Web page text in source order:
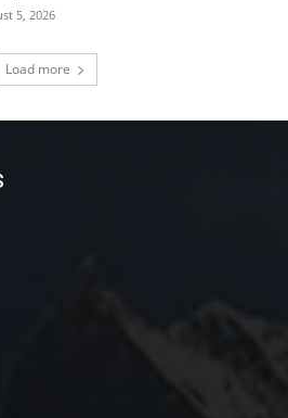
5, 2026
Load more